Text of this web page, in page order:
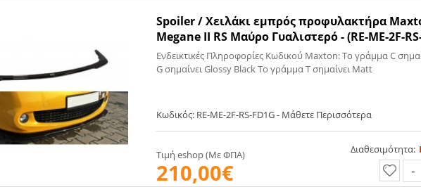
Spoiler / Χειλάκι εμπρός προφυλακτήρα
Megane II RS Μαύρο Γυαλιστερό - (RE-ME-2F-
Ενδεικτικές Πληροφορίες Κωδικού Maxton: Το γράμμα C
G σημαίνει Glossy Black Το γράμμα T σημαίνει Matt
Κωδικός: RE-ME-2F-RS-FD1G - Μάθετε Περισσότερα
Τιμή eshop (Με ΦΠΑ)
210,00€
Διαθεσιμότητα: